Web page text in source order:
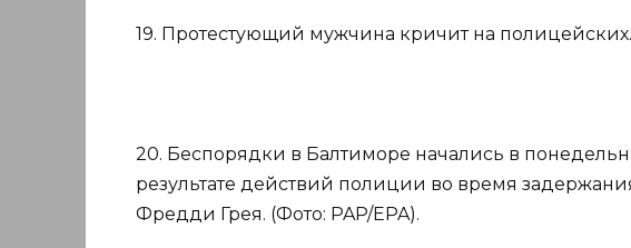
19. Протестующий мужчина кричит на
20. Беспорядки в Балтиморе начались в
результате действий полиции во время
Фредди Грея. (Фото: PAP/EPA).